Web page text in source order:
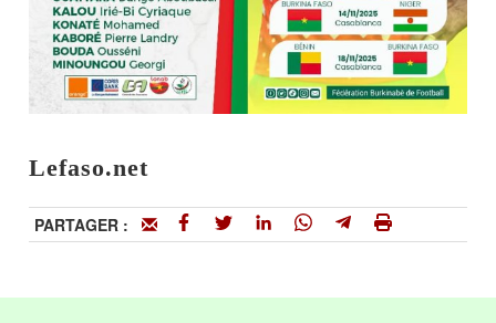
Lefaso.net
PARTAGER :